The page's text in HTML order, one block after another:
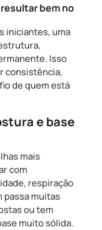
bem no
iniciantes, uma
Isso
consistência,
de quem está
e base
mais
com
respiração
passa muitas
ou tem
muito sólida.